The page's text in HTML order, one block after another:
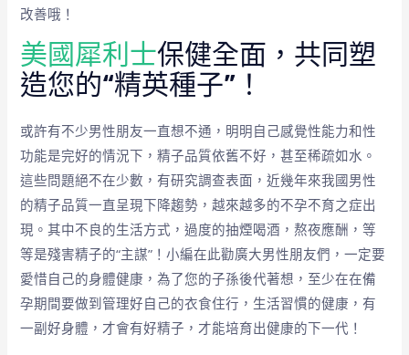
改善哦！
美國犀利士保健全面，共同塑
造您的“精英種子”！
或許有不少男性朋友一直想不通，明明自己感覺性能力和性
功能是完好的情況下，精子品質依舊不好，甚至稀疏如水。
這些問題絕不在少數，有研究調查表面，近幾年來我國男性
的精子品質一直呈現下降趨勢，越來越多的不孕不育之症出
現。其中不良的生活方式，過度的抽煙喝酒，熬夜應酬，等
等是殘害精子的“主謀”！小編在此勸廣大男性朋友們，一定要
愛惜自己的身體健康，為了您的子孫後代著想，至少在在備
孕期間要做到管理好自己的衣食住行，生活習慣的健康，有
一副好身體，才會有好精子，才能培育出健康的下一代！